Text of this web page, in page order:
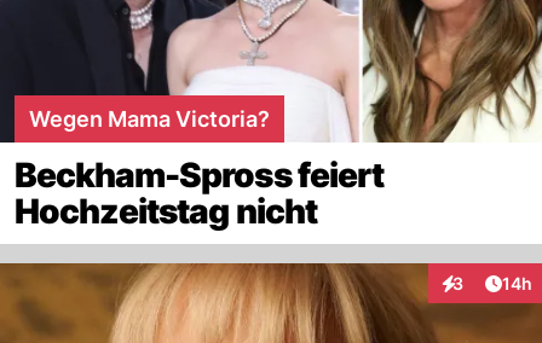
Wegen Mama Victoria?
Beckham-Spross feiert
Hochzeitstag nicht
3
Interaktionen
14h